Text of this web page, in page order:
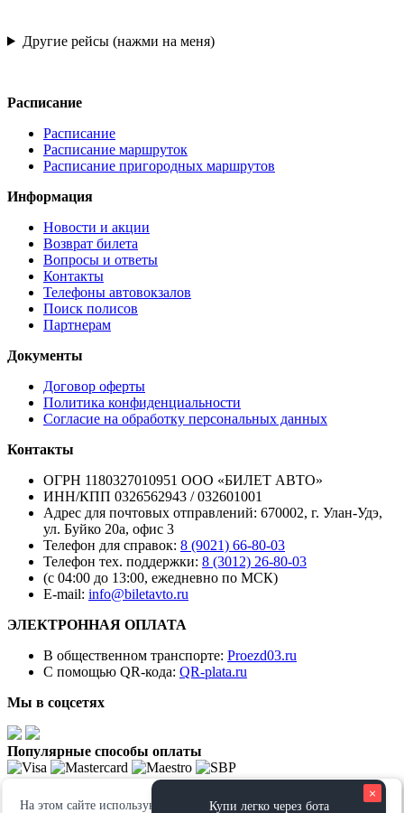
Другие рейсы (нажми на меня)
На этом сайте используются файлы cookie. Продолжая просмотр
Расписание
Расписание
Расписание маршруток
Расписание пригородных маршрутов
Информация
Новости и акции
Возврат билета
Вопросы и ответы
Контакты
Телефоны автовокзалов
Поиск полисов
Партнерам
Документы
Договор оферты
Политика конфиденциальности
Согласие на обработку персональных данных
Контакты
ОГРН 1180327010951 ООО «БИЛЕТ АВТО»
ИНН/КПП 0326562943 / 032601001
Адрес для почтовых отправлений: 670002, г. Улан-Удэ,
ул. Буйко 20а, офис 3
Телефон для справок: 8 (9021) 66-80-03
Телефон тех. поддержки: 8 (3012) 26-80-03
(с 04:00 до 13:00, ежедневно по МСК)
E-mail: info@biletavto.ru
ЭЛЕКТРОННАЯ ОПЛАТА
В общественном транспорте: Proezd03.ru
С помощью QR-кода: QR-plata.ru
Мы в соцсетях
Популярные способы оплаты
Мы используем информацию, зарегистрированную в файлах «cookies», в
×
Купи легко через бота